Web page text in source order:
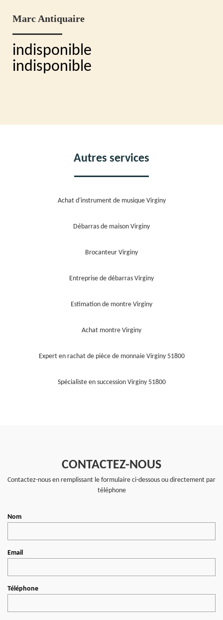
Marc Antiquaire
indisponible
indisponible
Autres services
Achat d'instrument de musique Virginy
Débarras de maison Virginy
Brocanteur Virginy
Entreprise de débarras Virginy
Estimation de montre Virginy
Achat montre Virginy
Expert en rachat de pièce de monnaie Virginy 51800
Spécialiste en succession Virginy 51800
CONTACTEZ-NOUS
Contactez-nous en remplissant le formulaire ci-dessous ou directement par
téléphone
Nom
Email
Téléphone